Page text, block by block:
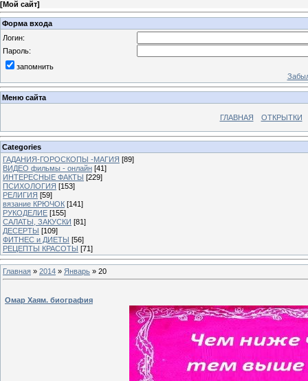
[Мой сайт]
Форма входа
Логин:
Пароль:
запомнить
Меню сайта
ГЛАВНАЯ ОТКРЫТКИ
Categories
ГАДАНИЯ-ГОРОСКОПЫ -МАГИЯ [89]
ВИДЕО фильмы - онлайн [41]
ИНТЕРЕСНЫЕ ФАКТЫ [229]
ПСИХОЛОГИЯ [153]
РЕЛИГИЯ [59]
вязание КРЮЧОК [141]
РУКОДЕЛИЕ [155]
САЛАТЫ, ЗАКУСКИ [81]
ДЕСЕРТЫ [109]
ФИТНЕС и ДИЕТЫ [56]
РЕЦЕПТЫ КРАСОТЫ [71]
Главная » 2014 » Январь » 20
Омар Хаям. биография